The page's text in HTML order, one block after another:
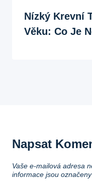
Nízký Krevní
Věku: Co Je
Napsat
Vaše e-mailová adresa
informace jsou označeny